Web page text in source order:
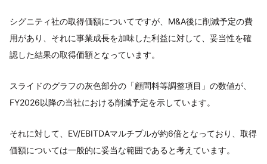
シグニティ社の取得価額についてですが、M&A後に削減予定の費
用があり、それに事業成長を加味した利益に対して、妥当性を確
認した結果の取得価額となっています。
スライドのグラフの灰色部分の「顧問料等調整項目」の数値が、
FY2026以降の当社における削減予定を示しています。
それに対して、EV/EBITDAマルチプルが約6倍となっており、取得
価額については一般的に妥当な範囲であると考えています。